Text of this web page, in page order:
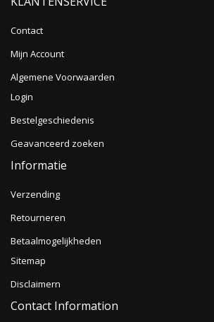
Contact
Mijn Account
Algemene Voorwaarden
Login
Bestelgeschiedenis
Geavanceerd zoeken
Informatie
Verzending
Retourneren
Betaalmogelijkheden
Sitemap
Disclaimern
Contact Information